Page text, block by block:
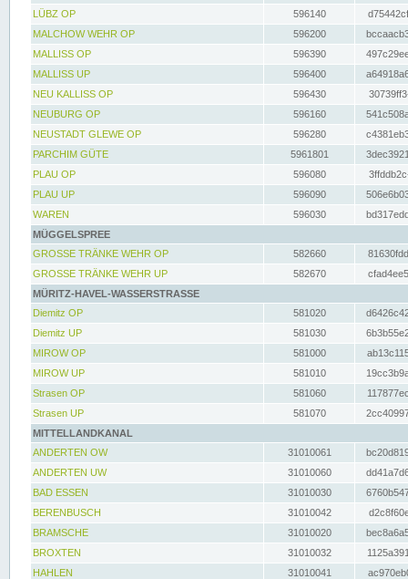
LÜBZ OP
596140
MALCHOW WEHR OP
596200
MALLISS OP
596390
MALLISS UP
596400
NEU KALLISS OP
596430
NEUBURG OP
596160
NEUSTADT GLEWE OP
596280
PARCHIM GÜTE
5961801
PLAU OP
596080
PLAU UP
596090
WAREN
596030
MÜGGELSPREE
GROSSE TRÄNKE WEHR OP
582660
GROSSE TRÄNKE WEHR UP
582670
MÜRITZ-HAVEL-WASSERSTRASSE
Diemitz OP
581020
Diemitz UP
581030
MIROW OP
581000
MIROW UP
581010
Strasen OP
581060
Strasen UP
581070
MITTELLANDKANAL
ANDERTEN OW
31010061
ANDERTEN UW
31010060
BAD ESSEN
31010030
BERENBUSCH
31010042
BRAMSCHE
31010020
BROXTEN
31010032
HAHLEN
31010041